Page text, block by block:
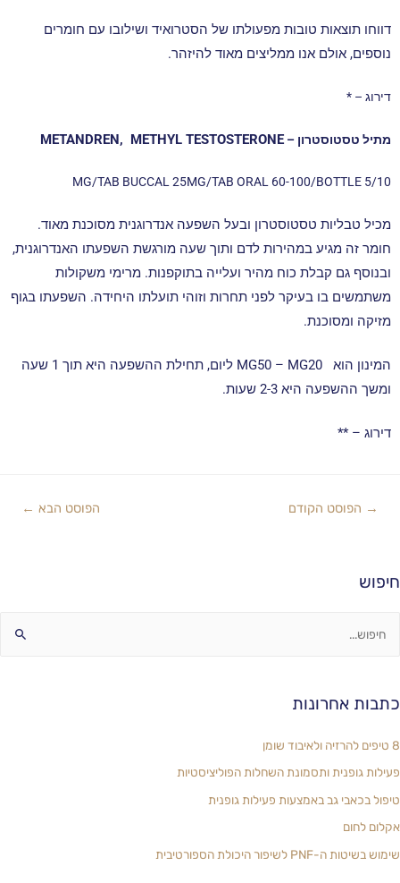
דווחו תוצאות טובות מפעולתו של הסטרואיד ושילובו עם חומרים
נוספים, אולם אנו ממליצים מאוד להיזהר.
דירוג – *
מתיל טסטוסטרון – METANDREN, METHYL TESTOSTERONE
5/10 MG/TAB BUCCAL 25MG/TAB ORAL 60-100/BOTTLE
מכיל טבליות טסטוסטרון ובעל השפעה אנדרוגנית מסוכנת מאוד.
חומר זה מגיע במהירות לדם ותוך שעה מורגשת השפעתו האנדרוגנית,
ובנוסף גם קבלת כוח מהיר ועלייה בתוקפנות. מרימי משקולות
משתמשים בו בעיקר לפני תחרות וזוהי תועלתו היחידה. השפעתו בגוף
מזיקה ומסוכנת.
המינון הוא MG50 – MG20 ליום, תחילת ההשפעה היא תוך 1 שעה
ומשך ההשפעה היא 2-3 שעות.
דירוג – **
→ הפוסט הקודם הפוסט הבא ←
חיפוש
כתבות אחרונות
8 טיפים להרזיה ולאיבוד שומן
פעילות גופנית ותסמונת השחלות הפוליציסטיות
טיפול בכאבי גב באמצעות פעילות גופנית
אקלום לחום
שימוש בשיטות ה-PNF לשיפור היכולת הספורטיבית